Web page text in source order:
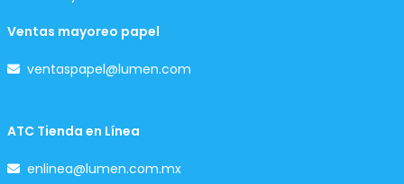
Ventas mayoreo papel
ventaspapel@lumen.com
ATC Tienda en Línea
enlinea@lumen.com.mx